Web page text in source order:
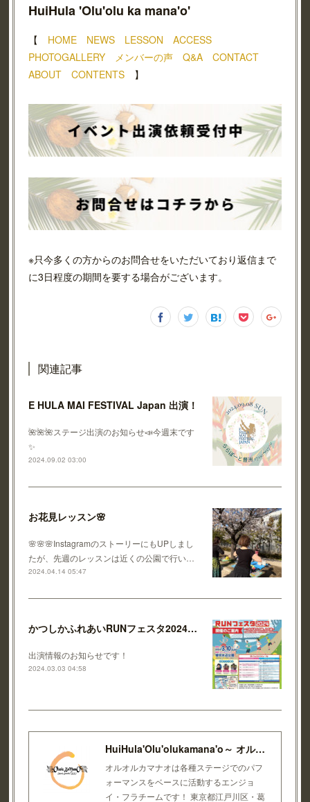
HuiHula 'Olu'olu ka mana'o'
【 HOME NEWS LESSON
ACCESS
PHOTOGALLERY
メンバーの声 Q&A
CONTACT
ABOUT
CONTENTS】
※只今多くの方からのお問合せをいただいており返信まで
に3日程度の期間を要する場合がございます。
関連記事
E HULA MAI FESTIVAL Japan 出演！
🌺🌺🌺ステージ出演のお知らせ📣今週末です
✨
2024.09.02 03:00
お花見レッスン🌸
🌸🌸🌸InstagramのストーリーにもUPしまし
たが、先週のレッスンは近くの公園で行い…
2024.04.14 05:47
かつしかふれあいRUNフェスタ2024 出演！
出演情報のお知らせです！
2024.03.03 04:58
HuiHula'Olu'olukamana'o～ オルオルカマナオ～
オルオルカマナオは各種ステージでのパフ
ォーマンスをベースに活動するエンジョ
イ・フラチームです！ 東京都江戸川区・葛